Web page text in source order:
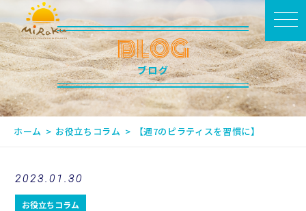
BLOG
ブログ
ホーム お役立ちコラム 【週7のピラティスを習慣に】
2023.01.30
お役立ちコラム